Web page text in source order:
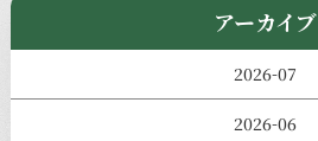
アーカイブ
2026-07
2026-06